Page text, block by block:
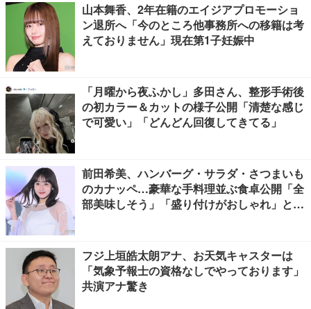
山本舞香、2年在籍のエイジアプロモーショ
ン退所へ「今のところ他事務所への移籍は考
えておりません」現在第1子妊娠中
「月曜から夜ふかし」多田さん、整形手術後
の初カラー＆カットの様子公開「清楚な感じ
で可愛い」「どんどん回復してきてる」
前田希美、ハンバーグ・サラダ・さつまいも
のカナッペ…豪華な手料理並ぶ食卓公開「全
部美味しそう」「盛り付けがおしゃれ」と絶
フジ上垣皓太朗アナ、お天気キャスターは
「気象予報士の資格なしでやっております」
共演アナ驚き